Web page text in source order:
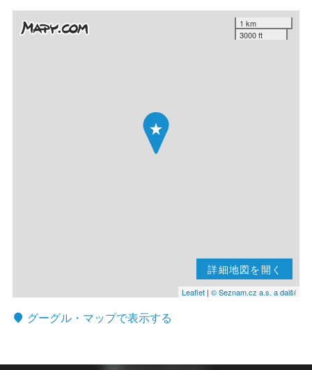
1 km
3000 ft
詳細地図を開く
Leaflet | © Seznam.cz a.s. a další
グーグル・マップで表示する